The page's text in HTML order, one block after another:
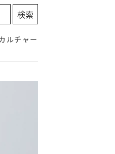
ルチャー